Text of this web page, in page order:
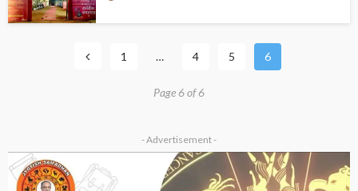
1 … 4 5 6
Page 6 of 6
- Advertisement -